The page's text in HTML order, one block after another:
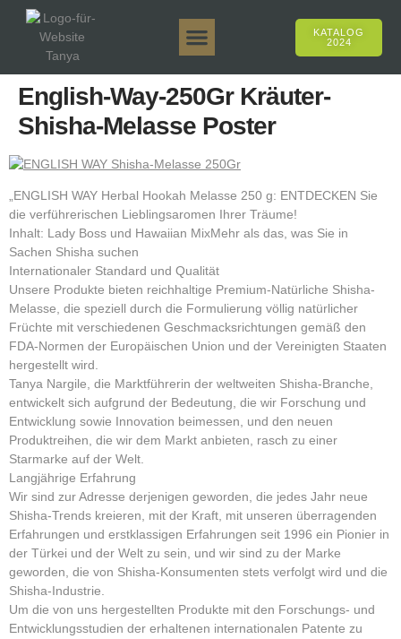
KATALOG
2024
English-Way-250Gr Kräuter-
Shisha-Melasse Poster
„ENGLISH WAY Herbal Hookah Melasse 250 g: ENTDECKEN Sie
die verführerischen Lieblingsaromen Ihrer Träume!
Inhalt: Lady Boss und Hawaiian MixMehr als das, was Sie in
Sachen Shisha suchen
Internationaler Standard und Qualität
Unsere Produkte bieten reichhaltige Premium-Natürliche Shisha-
Melasse, die speziell durch die Formulierung völlig natürlicher
Früchte mit verschiedenen Geschmacksrichtungen gemäß den
FDA-Normen der Europäischen Union und der Vereinigten Staaten
hergestellt wird.
Tanya Nargile, die Marktführerin der weltweiten Shisha-Branche,
entwickelt sich aufgrund der Bedeutung, die wir Forschung und
Entwicklung sowie Innovation beimessen, und den neuen
Produktreihen, die wir dem Markt anbieten, rasch zu einer
Starmarke auf der Welt.
Langjährige Erfahrung
Wir sind zur Adresse derjenigen geworden, die jedes Jahr neue
Shisha-Trends kreieren, mit der Kraft, mit unseren überragenden
Erfahrungen und erstklassigen Erfahrungen seit 1996 ein Pionier in
der Türkei und der Welt zu sein, und wir sind zu der Marke
geworden, die von Shisha-Konsumenten stets verfolgt wird und die
Shisha-Industrie.
Um die von uns hergestellten Produkte mit den Forschungs- und
Entwicklungsstudien der erhaltenen internationalen Patente zu